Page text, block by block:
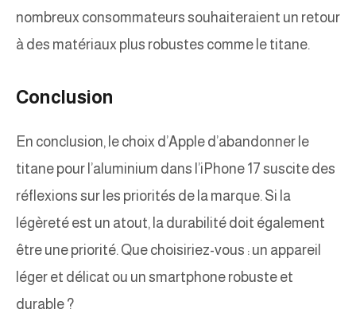
nombreux consommateurs souhaiteraient un retour
à des matériaux plus robustes comme le titane.
Conclusion
En conclusion, le choix d’Apple d’abandonner le
titane pour l’aluminium dans l’iPhone 17 suscite des
réflexions sur les priorités de la marque. Si la
légèreté est un atout, la durabilité doit également
être une priorité. Que choisiriez-vous : un appareil
léger et délicat ou un smartphone robuste et
durable ?